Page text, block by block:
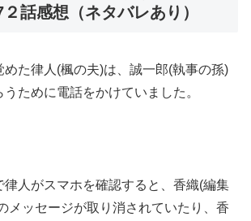
話感想（ネタバレあり）
た律人(楓の夫)は、誠一郎(執事の孫)
ために電話をかけていました。
律人がスマホを確認すると、香織(編集
メッセージが取り消されていたり、香